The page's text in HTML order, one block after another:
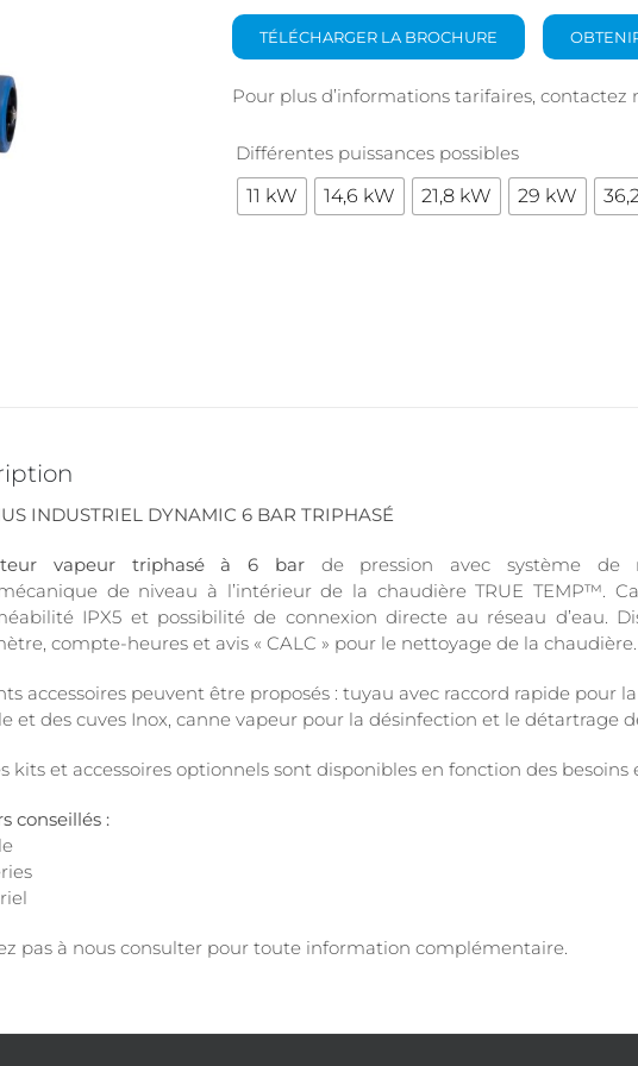
TÉLÉCHARGER LA BROCHURE
Pour plus d’informations tarifaires, contactez
Différentes puissances possibles
11 kW 14,6 kW 21,8 kW 29 kW
INDUSTRIEL DYNAMIC 6 BAR TRIPHASÉ
vapeur triphasé à 6 barde pression avec système de
de niveau à l’intérieur de la chaudière TRUE TEMP™.
IPX5 et possibilité de connexion directe au réseau d’eau.
compte-heures et avis « CALC » pour le nettoyage de la chaudière.
accessoires peuvent être proposés : tuyau avec raccord rapide pour
et des cuves Inox, canne vapeur pour la désinfection et le détartrage
kits et accessoires optionnels sont disponibles en fonction des besoins
conseillés :
pas à nous consulter pour toute information complémentaire.